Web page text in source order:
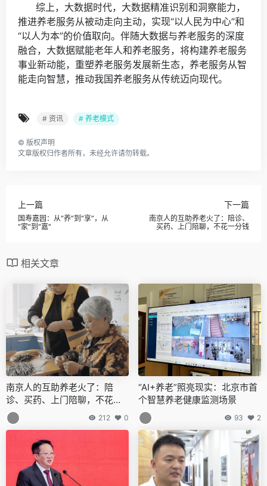
综上，大数据时代，大数据精准识别和洞察能力，
推进养老服务从被动走向主动，实现“以人民为中心”和
“以人为本”的价值取向。伴随大数据与养老服务的深度
融合，大数据赋能老年人和养老服务，将构建养老服务
事业新动能，重塑养老服务发展新生态，养老服务从智
能走向智慧，推动我国养老服务从传统迈向现代。
# 资讯 # 养老模式
© 版权声明
文章版权归作者所有，未经允许请勿转载。
上一篇
国寿嘉园：从“养”到“享”，从
“家”到“嘉”
下一篇
南京人的互助养老火了：陪诊、
买药、上门陪聊，不花一分钱
相关文章
南京人的互助养老火了：陪
诊、买药、上门陪聊，不花一
分钱
212 0
“AI+养老”照亮现实：北京市首
个智慧养老健康监测场景
93 2